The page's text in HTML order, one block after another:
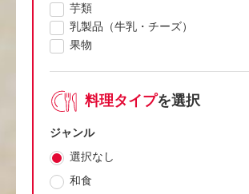
芋類
乳製品（牛乳・チーズ）
果物
料理タイプを選択
ジャンル
選択なし
和食